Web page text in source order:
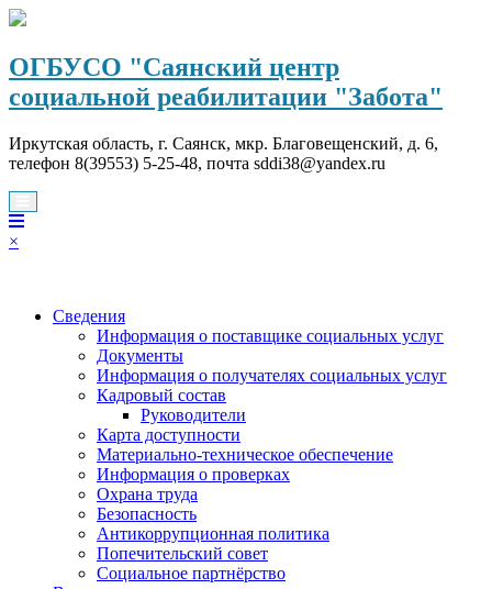
Перейти
содержимому
ОГБУСО "Саянский центр
социальной реабилитации "Забота"
Иркутская область, г. Саянск, мкр. Благовещенский, д. 6,
телефон 8(39553) 5-25-48, почта sddi38@yandex.ru
×
Сведения
Информация о поставщике социальных услуг
Документы
Информация о получателях социальных услуг
Кадровый состав
Руководители
Карта доступности
Материально-техническое обеспечение
Информация о проверках
Охрана труда
Безопасность
Антикоррупционная политика
Попечительский совет
Социальное партнёрство